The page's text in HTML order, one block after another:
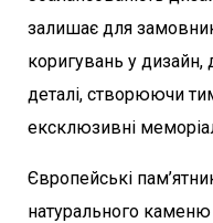
залишає для
коригувань у
деталі, створюючи
ексклюзивні
Європейські
натурального каменю